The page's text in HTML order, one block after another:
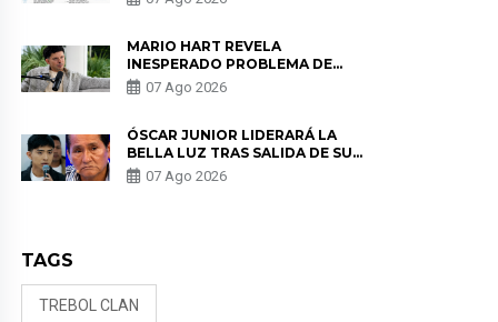
MARIO HART REVELA
INESPERADO PROBLEMA DE
SALUD ANTES DE SEPARARSE DE
KORINA: “ME ENCONTRARON UN
07 Ago 2026
ÓSCAR JUNIOR LIDERARÁ LA
BELLA LUZ TRAS SALIDA DE SU
PADRE POR POLÉMICA CON
NALDY SALDAÑA
07 Ago 2026
TAGS
TREBOL CLAN